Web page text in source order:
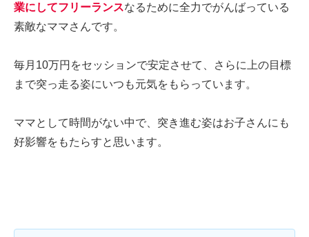
業にしてフリーランスなるために全力でがんばっている
素敵なママさんです。
毎月10万円をセッションで安定させて、さらに上の目標
まで突っ走る姿にいつも元気をもらっています。
ママとして時間がない中で、突き進む姿はお子さんにも
好影響をもたらすと思います。